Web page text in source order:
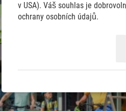
v USA). Váš souhlas je
ochrany osobních údajů.